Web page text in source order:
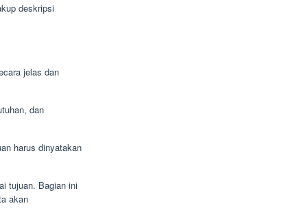
deskripsi
jelas dan
dan
harus dinyatakan
tujuan. Bagian ini
akan